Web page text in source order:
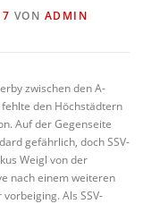
VON ADMIN
zwischen den A-
fehlte den Höchstädtern
Auf der Gegenseite
gefährlich, doch SSV-
Weigl von der
nach einem weiteren
Als SSV-